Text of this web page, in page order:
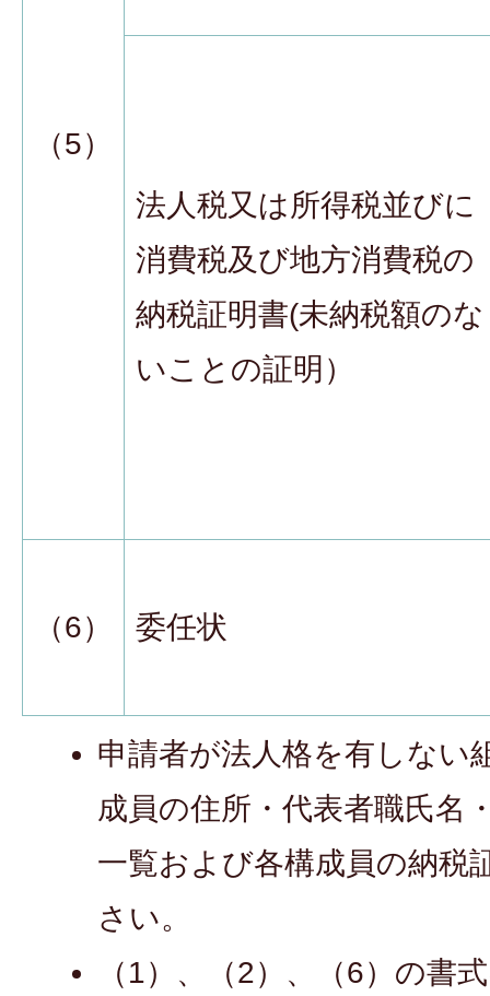
（5）
法人税又は所得税並びに
消費税及び地方消費税の
納税証明書(未納税額のな
いことの証明）
（6） 委任状
申請者が法人格を有しない
成員の住所・代表者職氏名
一覧および各構成員の納税
さい。
（1）、（2）、（6）の書